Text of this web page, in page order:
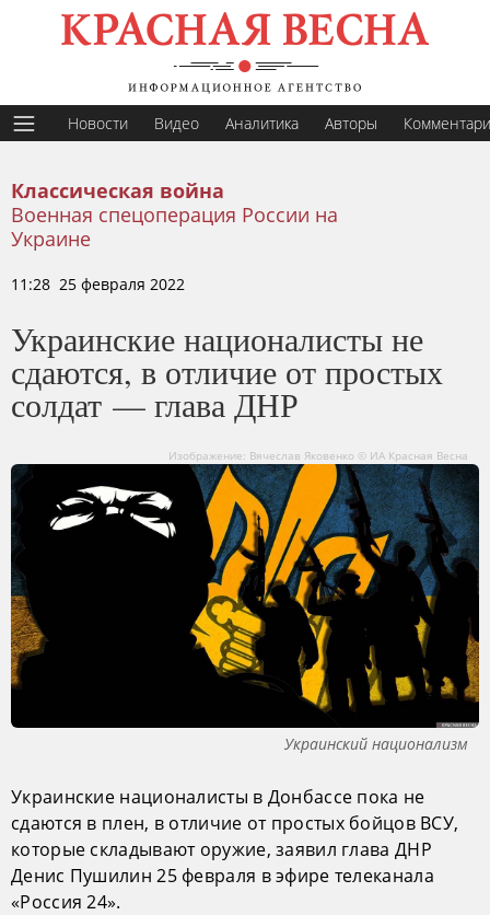
Новости Видео Аналитика Авторы
Классическая война
Военная спецоперация России на
Украине
11:28 25 февраля 2022
Украинские националисты не
сдаются, в отличие от простых
солдат — глава ДНР
Изображение: Вячеслав Яковенко © ИА Красная Весна
Украинский национализм
Украинские националисты в Донбассе пока не
сдаются в плен, в отличие от простых бойцов ВСУ,
которые складывают оружие, заявил глава ДНР
Денис Пушилин 25 февраля в эфире телеканала
«Россия 24».